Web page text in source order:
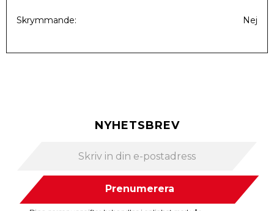
Skrymmande Nej
NYHETSBREV
Prenumerera